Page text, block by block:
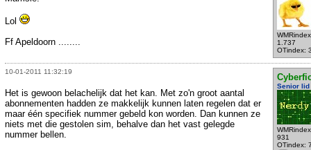
1.737
OTindex:
Lol
Ff Apeldoorn ........
10-01-2011 11:32:19
Senior lid
931
OTindex:
Het is gewoon belachelijk dat het kan. Met zo'n groot aantal
abonnementen hadden ze makkelijk kunnen laten regelen dat er
maar één specifiek nummer gebeld kon worden. Dan kunnen ze
niets met die gestolen sim, behalve dan het vast gelegde
nummer bellen.